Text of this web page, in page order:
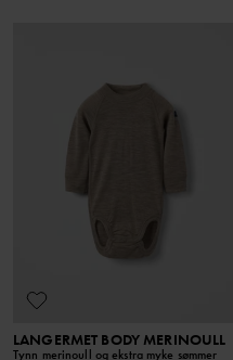
LANGERMET BODY MERINOULL
Tynn merinoull og ekstra myke sømmer